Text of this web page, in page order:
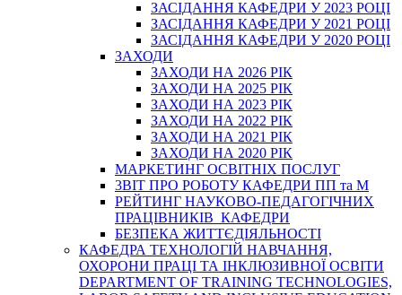
ЗАСІДАННЯ КАФЕДРИ У 2023 РОЦІ
ЗАСІДАННЯ КАФЕДРИ У 2021 РОЦІ
ЗАСІДАННЯ КАФЕДРИ У 2020 РОЦІ
ЗАХОДИ
ЗАХОДИ НА 2026 РІК
ЗАХОДИ НА 2025 РІК
ЗАХОДИ НА 2023 РІК
ЗАХОДИ НА 2022 РІК
ЗАХОДИ НА 2021 РІК
ЗАХОДИ НА 2020 РІК
МАРКЕТИНГ ОСВІТНІХ ПОСЛУГ
3BIT ПРО РОБОТУ КАФЕДРИ ПП та М
РЕЙТИНГ НАУКОВО-ПЕДАГОГІЧНИХ
ПРАЦІВНИКІВ КАФЕДРИ
БЕЗПЕКА ЖИТТЄДІЯЛЬНОСТІ
КАФЕДРА ТЕХНОЛОГІЙ НАВЧАННЯ,
ОХОРОНИ ПРАЦІ ТА ІНКЛЮЗИВНОЇ ОСВІТИ
DEPARTMENT OF TRAINING TECHNOLOGIES,